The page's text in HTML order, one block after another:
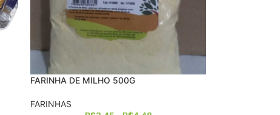
FARINHA DE MILHO 500G
FARINHAS